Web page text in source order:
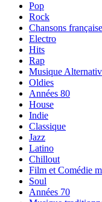
Pop
Rock
Chansons
Electro
Hits
Rap
Musique
Oldies
Années 80
House
Indie
Classique
Jazz
Latino
Chillout
Film et Comédie
Soul
Années 70